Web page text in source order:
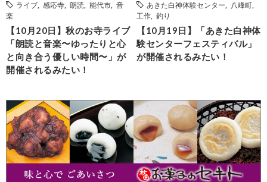
ライブ
感応寺 朗読 能代市
音
楽
【10月20日】秋のお寺ライブ
「朗読と音楽〜ゆったりと心
と向き合う優しい時間〜」が
開催されるみたい！
あきた白神体験センター
八峰町
工作
釣り
【10月19日】「あきた白神体
験センターフェスティバル」
が開催されるみたい！